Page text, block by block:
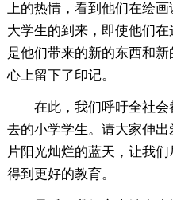
上的热情，看到他们在绘
大学生的到来，即使他们
是他们带来的新的东西和
心上留下了印记。
在此，我们呼吁全社
去的小学学生。请大家伸
片阳光灿烂的蓝天，让我
得到更好的教育。